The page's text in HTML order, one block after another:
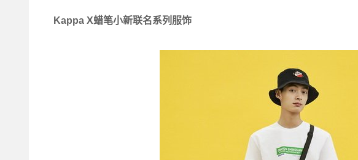
Kappa X蜡笔小新联名系列服饰